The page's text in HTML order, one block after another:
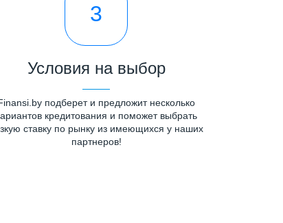
3
Условия на выбор
подберет и предложит несколько
кредитования и поможет выбрать
ставку по рынку из имеющихся у наших
партнеров!